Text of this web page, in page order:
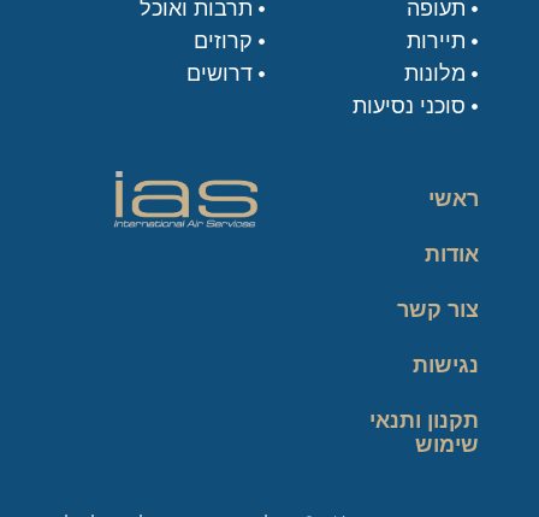
תעופה
תיירות
מלונות
סוכני נסיעות
תרבות ואוכל
קרוזים
דרושים
ראשי
אודות
צור קשר
נגישות
תקנון ותנאי
שימוש